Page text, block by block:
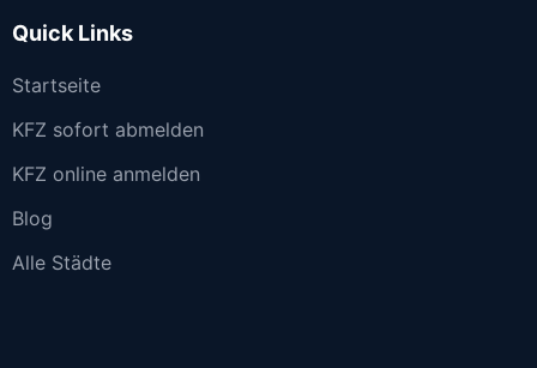
Quick Links
Startseite
KFZ sofort abmelden
KFZ online anmelden
Blog
Alle Städte